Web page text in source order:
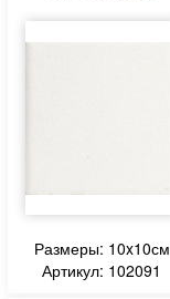
Размеры: 10x10см
Артикул: 102091